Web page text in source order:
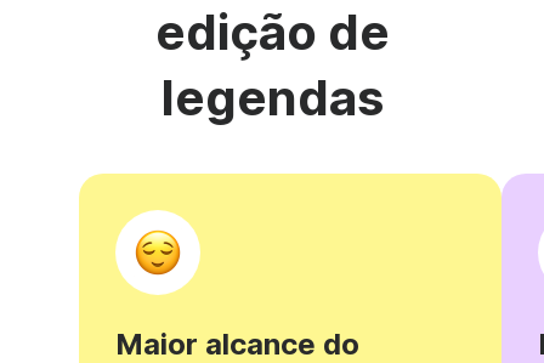
edição de
legendas
Maior alcance do